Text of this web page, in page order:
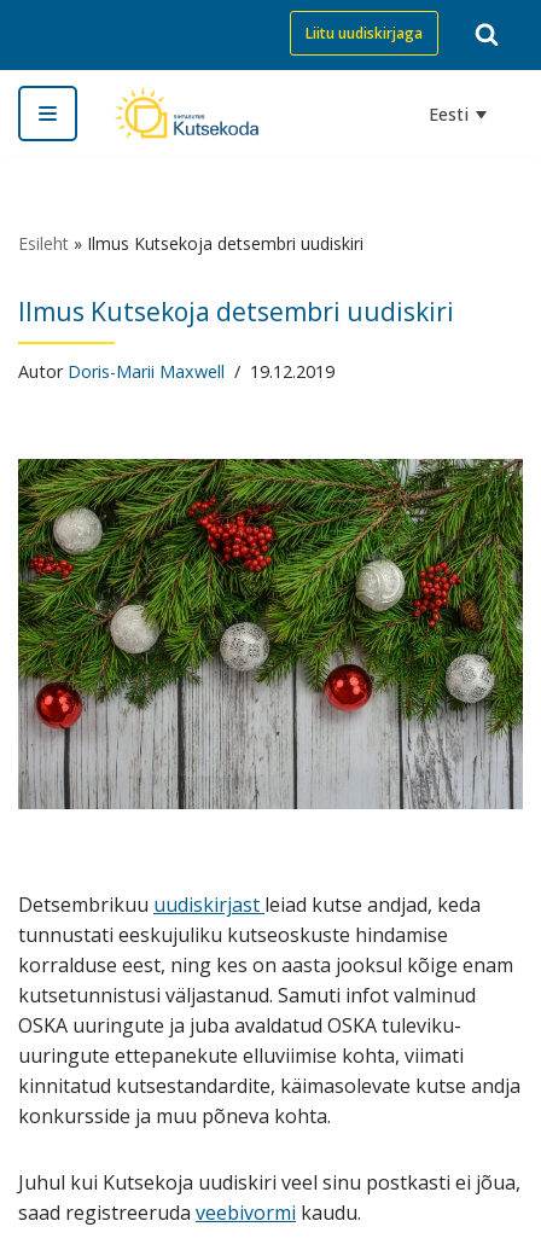
Skip
to
content
Liitu uudiskirjaga
Eesti
Esileht » Ilmus Kutsekoja detsembri uudiskiri
Ilmus Kutsekoja detsembri uudiskiri
Autor Doris-Marii Maxwell 19.12.2019
Detsembrikuu uudiskirjast leiad kutse andjad, keda
tunnustati eeskujuliku kutseoskuste hindamise
korralduse eest, ning kes on aasta jooksul kõige enam
kutsetunnistusi väljastanud. Samuti infot valminud
OSKA uuringute ja juba avaldatud OSKA tuleviku-
uuringute ettepanekute elluviimise kohta, viimati
kinnitatud kutsestandardite, käimasolevate kutse andja
konkursside ja muu põneva kohta.
Juhul kui Kutsekoja uudiskiri veel sinu postkasti ei jõua,
saad registreeruda veebivormi kaudu.